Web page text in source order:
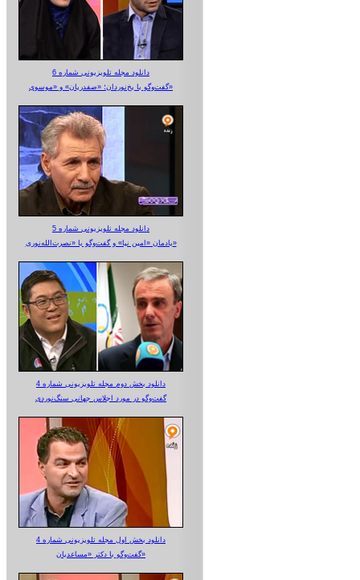
دانلود مجله تلویزیونی شماره 6
گفت‌وگو با یخ‌نوردان؛ «صفدریان» و «موسوی»
دانلود مجله تلویزیونی شماره 5
یادمان «امین نیا» و گفت‌وگو با «نصرت‌الله‌نوری»
دانلود بخش دوم مجله تلویزیونی شماره 4
گفت‌وگو در مورد اجلاس جهانی سنگ‌نوردی
دانلود بخش اول مجله تلویزیونی شماره 4
گفت‌وگو با دکتر «مساعدیان»